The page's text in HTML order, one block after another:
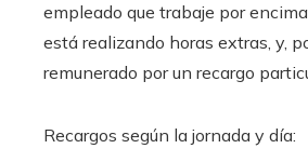
empleado que trabaje por
está realizando horas extras, y,
remunerado por un recargo
Recargos según la jornada y día: